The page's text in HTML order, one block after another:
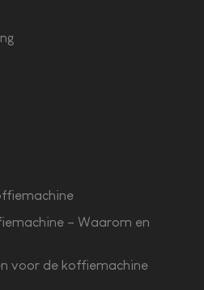
– Waarom en
voor de koffiemachine